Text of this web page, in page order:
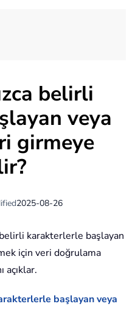
belirli
veya
girmeye
2025-08-26
karakterlerle başlayan
için veri doğrulama
açıklar.
başlayan veya